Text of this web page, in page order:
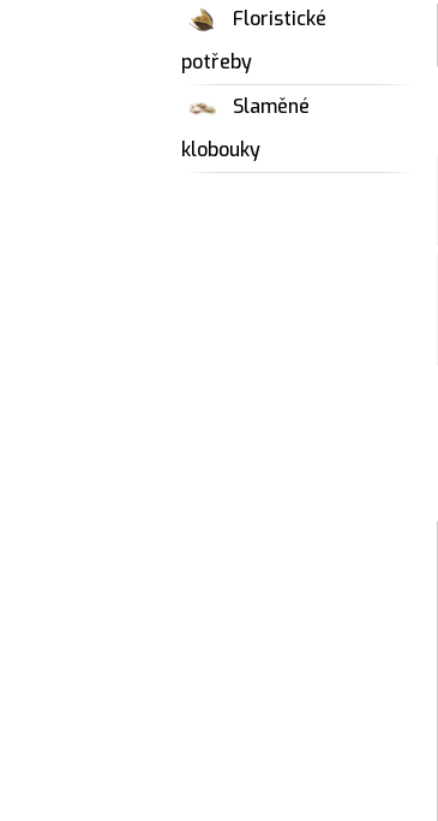
Floristické
potřeby
Slaměné
klobouky